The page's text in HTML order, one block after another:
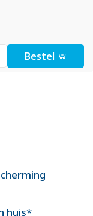
Bestel
huis*